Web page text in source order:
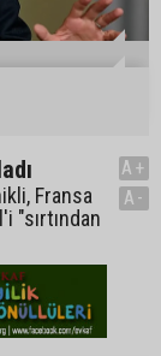
Fransa
"sırtından
A+
A-